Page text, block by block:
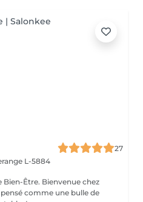
27
L-5884
chez
comme une bulle de